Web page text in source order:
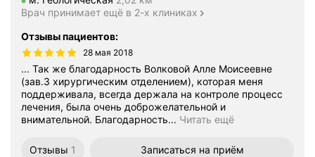
Врач принимает ещё в 2-х клиниках
Отзывы пациентов:
28 мая 2018
... Так же благодарность Волковой Алле Моисеевне
(зав.3 хирургическим отделением), которая меня
поддерживала, всегда держала на контроле процесс
лечения, была очень доброжелательной и
внимательной. Благодарность... Читать ещё
Отзывы 1 Записаться на приём